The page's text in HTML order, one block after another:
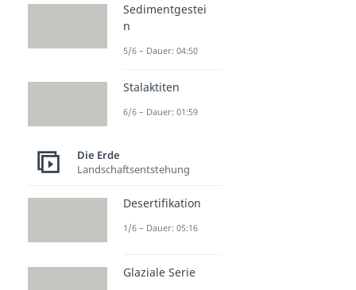
Sedimentgestei
n
5/6 – Dauer: 04:50
Stalaktiten
6/6 – Dauer: 01:59
Die Erde
Landschaftsentstehung
Desertifikation
1/6 – Dauer: 05:16
Glaziale Serie